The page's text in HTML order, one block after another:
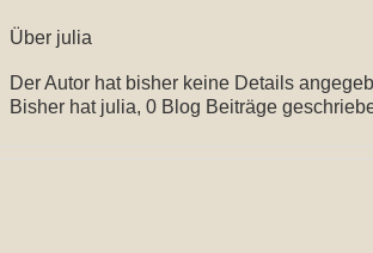
Über julia
Der Autor hat bisher keine Details
Bisher hat julia, 0 Blog Beiträge